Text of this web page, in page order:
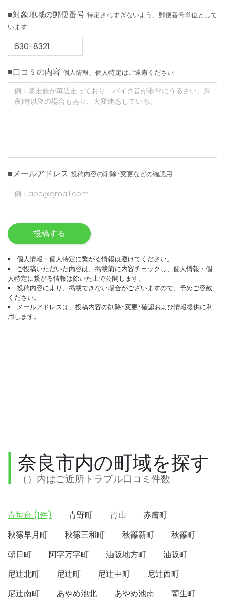
■対象地域の郵便番号 特定されすぎないよう、郵便番号単位として
います
■口コミの内容 個人情報、個人特定はご遠慮ください
■メールアドレス 投稿内容の削除･変更などの確認用
投稿する
個人情報・個人特定に繋がる情報は避けてください。
ご投稿いただいた内容は、掲載前に内容チェックし、個人情報・個
人特定に繋がる情報は除いた上で公開します。
投稿内容により、掲載できない場合がございますので、予めご容赦
ください。
メールアドレスは、投稿内容の削除･変更･確認および情報提供に利
用します。
奈良市内の町域を探す
（）内はご近所トラブル口コミ件数
青垣台 (1件) 青野町 青山
赤膚町
秋篠早月町
秋篠三和町 秋篠新町
秋篠町
朝日町
阿字万字町 油阪地方町
油阪町
尼辻北町
尼辻町 尼辻中町
尼辻西町
尼辻南町
あやめ池北 あやめ池南
藺生町